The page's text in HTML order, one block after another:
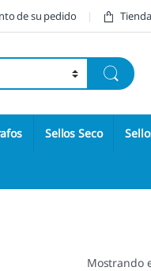
de su pedido Tienda
Sellos Seco
Mostrando